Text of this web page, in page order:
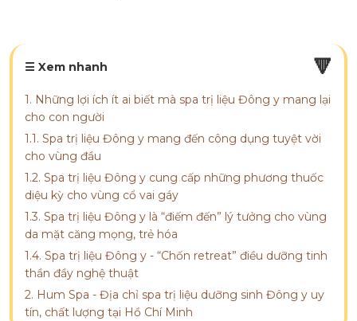
☰ Xem nhanh 🔻
1. Những lợi ích ít ai biết mà spa trị liệu Đông y mang lại
cho con người
1.1. Spa trị liệu Đông y mang đến công dụng tuyệt vời
cho vùng đầu
1.2. Spa trị liệu Đông y cung cấp những phương thuốc
diệu kỳ cho vùng cổ vai gáy
1.3. Spa trị liệu Đông y là “điếm đến” lý tưởng cho vùng
da mặt căng mọng, trẻ hóa
1.4. Spa trị liệu Đông y - “Chốn retreat” điều dưỡng tinh
thần đầy nghệ thuật
2. Hum Spa - Địa chỉ spa trị liệu dưỡng sinh Đông y uy
tín, chất lượng tại Hồ Chí Minh